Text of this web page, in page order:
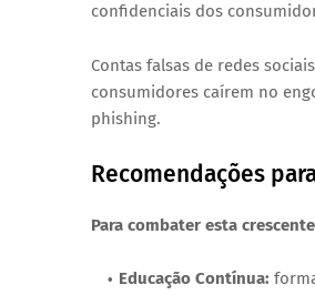
confidenciais dos
Contas falsas de redes
consumidores caírem no
phishing.
Recomendações
Para combater esta
Educação Contínua: